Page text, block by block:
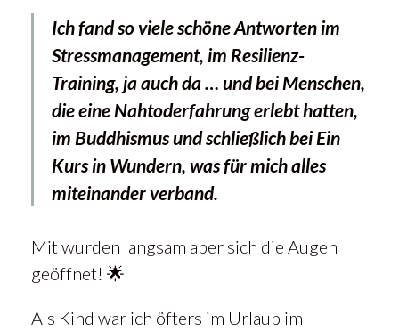
Ich fand so viele schöne Antworten im
Stressmanagement, im Resilienz-
Training, ja auch da … und bei Menschen,
die eine Nahtoderfahrung erlebt hatten,
im Buddhismus und schließlich bei Ein
Kurs in Wundern, was für mich alles
miteinander verband.
Mit wurden langsam aber sich die Augen
geöffnet! 🌟
Als Kind war ich öfters im Urlaub im